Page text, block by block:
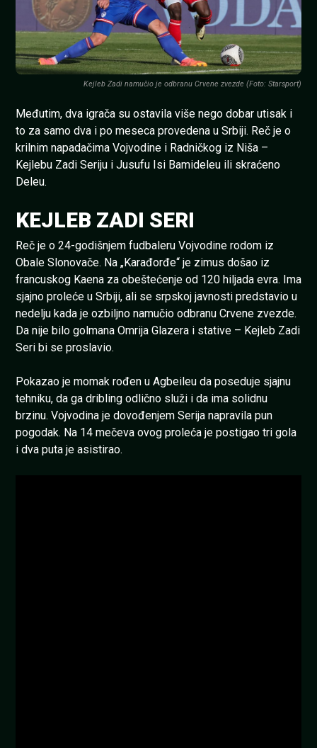
Kejleb Zadi namučio je odbranu Crvene zvezde (Foto: Starsport)
Međutim, dva igrača su ostavila više nego dobar utisak i
to za samo dva i po meseca provedena u Srbiji. Reč je o
krilnim napadačima Vojvodine i Radničkog iz Niša –
Kejlebu Zadi Seriju i Jusufu Isi Bamideleu ili skraćeno
Deleu.
KEJLEB ZADI SERI
Reč je o 24-godišnjem fudbaleru Vojvodine rodom iz
Obale Slonovače. Na „Karađorđe“ je zimus došao iz
francuskog Kaena za obeštećenje od 120 hiljada evra. Ima
sjajno proleće u Srbiji, ali se srpskoj javnosti predstavio u
nedelju kada je ozbiljno namučio odbranu Crvene zvezde.
Da nije bilo golmana Omrija Glazera i stative – Kejleb Zadi
Seri bi se proslavio.
Pokazao je momak rođen u Agbeileu da poseduje sjajnu
tehniku, da ga dribling odlično služi i da ima solidnu
brzinu. Vojvodina je dovođenjem Serija napravila pun
pogodak. Na 14 mečeva ovog proleća je postigao tri gola
i dva puta je asistirao.